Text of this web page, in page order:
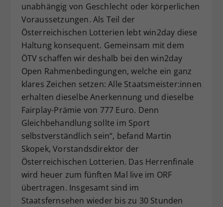
unabhängig von Geschlecht oder körperlichen
Voraussetzungen. Als Teil der
Österreichischen Lotterien lebt win2day diese
Haltung konsequent. Gemeinsam mit dem
ÖTV schaffen wir deshalb bei den win2day
Open Rahmenbedingungen, welche ein ganz
klares Zeichen setzen: Alle Staatsmeister:innen
erhalten dieselbe Anerkennung und dieselbe
Fairplay-Prämie von 777 Euro. Denn
Gleichbehandlung sollte im Sport
selbstverständlich sein“, befand Martin
Skopek, Vorstandsdirektor der
Österreichischen Lotterien. Das Herrenfinale
wird heuer zum fünften Mal live im ORF
übertragen. Insgesamt sind im
Staatsfernsehen wieder bis zu 30 Stunden